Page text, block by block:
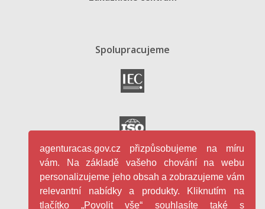
Spolupracujeme
agenturacas.gov.cz přizpůsobujeme na míru
vám. Na základě vašeho chování na webu
personalizujeme jeho obsah a zobrazujeme vám
relevantní nabídky a produkty. Kliknutím na
tlačítko „Povolit vše“ souhlasíte také s